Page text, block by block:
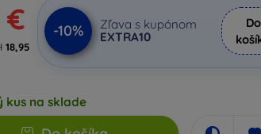
€
18,95
-10%
Zľava s kupónom
EXTRA10
Do
kus na sklade